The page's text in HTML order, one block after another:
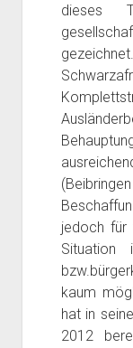
dieses
jedoch für
Situation
kaum
hat in
2012